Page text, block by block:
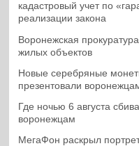
кадастровый учет по
реализации закона
Воронежская
жилых объектов
Новые серебряные
презентовали
Где ночью 6 августа
воронежцам
МегаФон раскрыл